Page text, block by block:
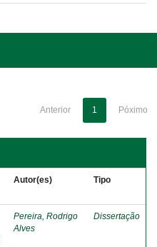
Anterior 1 Póximo
Autor(es) Tipo
Pereira, Rodrigo
Alves
Dissertação